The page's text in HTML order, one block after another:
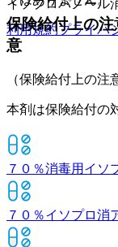
イソプロパノール
保険給付上の
意
（保険給付上の注
本剤は保険給付の
７０％消毒用イソ
７０％イソプロ消
利用規約プライバ